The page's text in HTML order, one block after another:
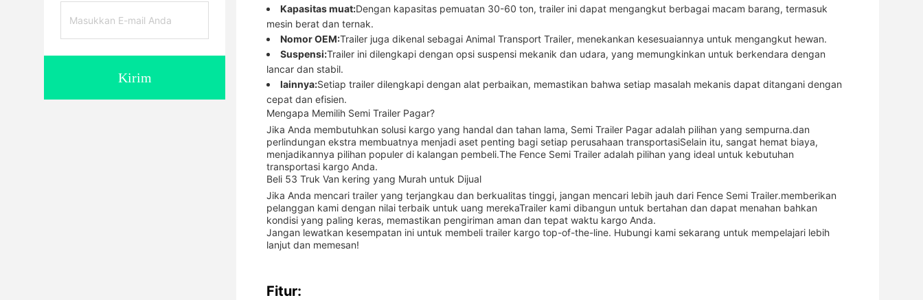
Kirim
Kapasitas muat:Dengan kapasitas pemuatan 30-60 ton, trailer ini dapat mengangkut berbagai macam barang, termasuk
mesin berat dan ternak.
Nomor OEM:Trailer juga dikenal sebagai Animal Transport Trailer, menekankan kesesuaiannya untuk mengangkut hewan.
Suspensi:Trailer ini dilengkapi dengan opsi suspensi mekanik dan udara, yang memungkinkan untuk berkendara dengan
lancar dan stabil.
lainnya:Setiap trailer dilengkapi dengan alat perbaikan, memastikan bahwa setiap masalah mekanis dapat ditangani dengan
cepat dan efisien.
Mengapa Memilih Semi Trailer Pagar?
Jika Anda membutuhkan solusi kargo yang handal dan tahan lama, Semi Trailer Pagar adalah pilihan yang sempurna.dan
perlindungan ekstra membuatnya menjadi aset penting bagi setiap perusahaan transportasiSelain itu, sangat hemat biaya,
menjadikannya pilihan populer di kalangan pembeli.The Fence Semi Trailer adalah pilihan yang ideal untuk kebutuhan
transportasi kargo Anda.
Beli 53 Truk Van kering yang Murah untuk Dijual
Jika Anda mencari trailer yang terjangkau dan berkualitas tinggi, jangan mencari lebih jauh dari Fence Semi Trailer.memberikan
pelanggan kami dengan nilai terbaik untuk uang merekaTrailer kami dibangun untuk bertahan dan dapat menahan bahkan
kondisi yang paling keras, memastikan pengiriman aman dan tepat waktu kargo Anda.
Jangan lewatkan kesempatan ini untuk membeli trailer kargo top-of-the-line. Hubungi kami sekarang untuk mempelajari lebih
lanjut dan memesan!
Fitur: